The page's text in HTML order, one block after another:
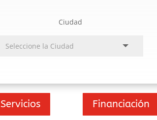
Ciudad
Servicios Financiación